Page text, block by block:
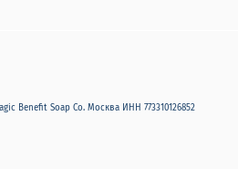
Benefit Soap Co. Москва ИНН 773310126852